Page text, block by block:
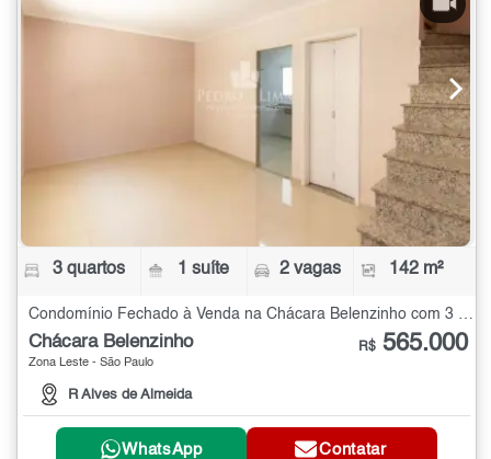
3 quartos 1 suíte 2 vagas 142 m²
Condomínio Fechado à Venda na Chácara Belenzinho com 3 quartos - 142 m²
Chácara Belenzinho
Zona Leste - São Paulo
R Alves de Almeida
R$ 565.000
WhatsApp Contatar